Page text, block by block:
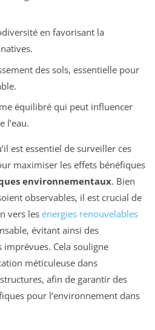
en favorisant la
des sols, essentielle pour
équilibré qui peut influencer
l’eau.
est essentiel de surveiller ces
maximiser les effets bénéfiques
environnementaux. Bien
observables, il est crucial de
vers les énergies renouvelables
évitant ainsi des
imprévues. Cela souligne
méticuleuse dans
afin de garantir des
pour l’environnement dans